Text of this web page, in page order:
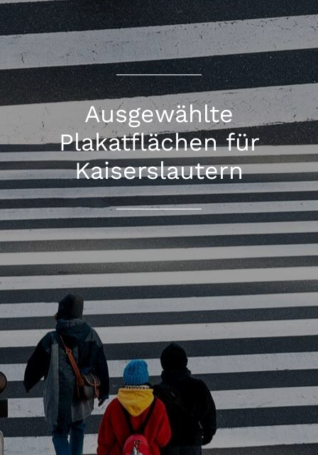
Ausgewählte
Plakatflächen für
Kaiserslautern